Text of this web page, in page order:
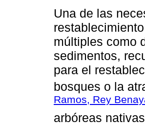
Una de las
múltiples como
sedimentos,
para el
bosques o la
Ramos, Rey
arbóreas